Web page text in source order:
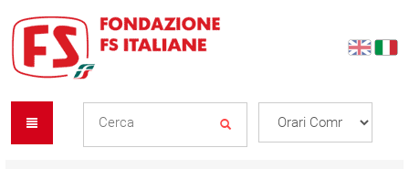
content
navigation
menu